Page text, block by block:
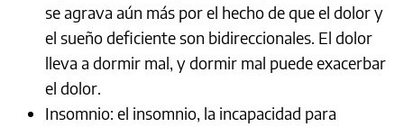
se agrava aún más por el hecho de que el dolor y
el sueño deficiente son bidireccionales. El dolor
lleva a dormir mal, y dormir mal puede exacerbar
el dolor.
Insomnio: el insomnio, la incapacidad para